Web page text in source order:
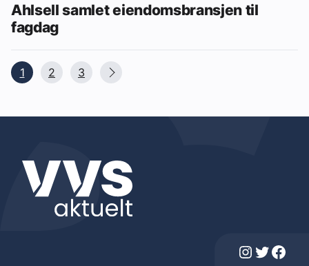
Ahlsell samlet eiendomsbransjen til
fagdag
1 2 3
Instagram Twitter Facebook